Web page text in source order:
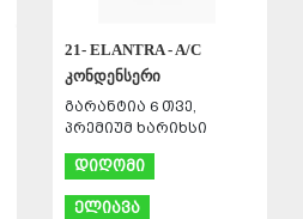
21- ELANTRA - A/C
კონდენსერი
გარანტია 6 თვე,
პრემიუმ ხარიხსი
დიღომი
ელიავა